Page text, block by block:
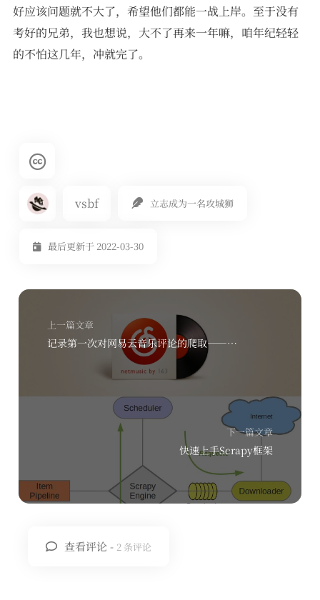
好应该问题就不大了，希望他们都能一战上岸。至于没有
考好的兄弟，我也想说，大不了再来一年嘛，咱年纪轻轻
的不怕这几年，冲就完了。
vsbf 立志成为一名攻城狮
最后更新于 2022-03-30
上一篇文章
记录第一次对网易云音乐评论的爬取——牛刀小试（1）
下一篇文章
快速上手Scrapy框架
查看评论 - 2 条评论